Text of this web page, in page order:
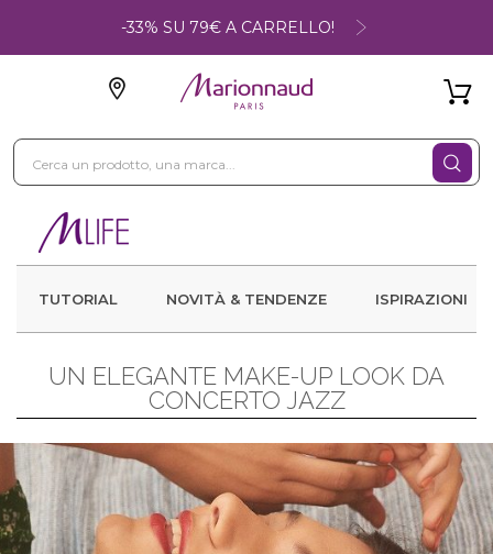
-33% SU 79€ A CARRELLO!
TUTORIAL NOVITÀ & TENDENZE ISPIRAZIONI
UN ELEGANTE MAKE-UP LOOK DA
CONCERTO JAZZ